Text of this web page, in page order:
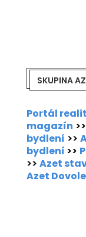
SKUPINA
Portál realit
magazín >>
bydlení >>
bydlení >>
>> Azet
Azet